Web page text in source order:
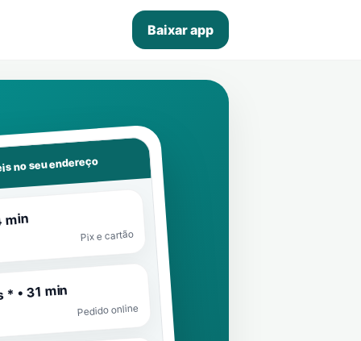
Baixar app
no seu endereço
min
Pix e cartão
• 31 min
Pedido online